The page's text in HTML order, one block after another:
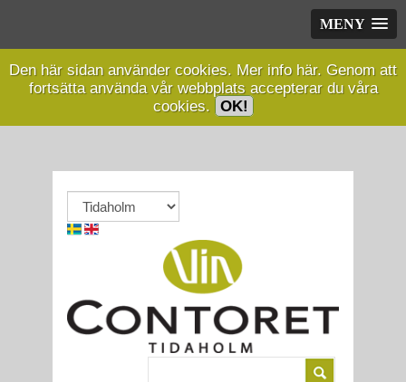
MENY
Den här sidan använder cookies. Mer info här. Genom att
fortsätta använda vår webbplats accepterar du våra
cookies. OK!